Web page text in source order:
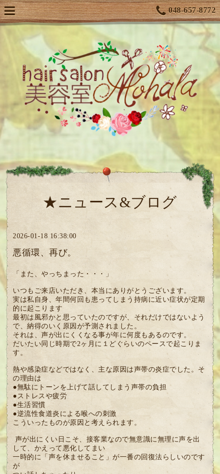
048-657-8772
★ニュース&ブログ
2026-01-18 16:38:00
悪循環、再び。
「また、やっちまった・・・」
いつもご来店いただき、本当にありがとうございます。
実は私自身、年間何回も患ってしまう持病に近い症状が定期
的に起こります
最初は風邪かと思っていたのですが、それだけではないよう
で、納得のいく原因が予測されました。
それは、声が出にくくなる事が年に何度もあるのです。
だいたい同じ時期で2ヶ月に１どぐらいのペースで起こりま
す。
熱や感染症などではなく、主な原因は声帯の炎症でした。そ
の理由は
●無駄にトーンを上げて話してしまう声帯の負担
●ストレスや疲労
●生活習慣
●逆流性食道炎による喉への刺激
こういったものが原因と考えられます。
声が出にくい日こそ、接客業なので無意識に無理に声を出
して、かえって悪化してまい
一時的に「声を休ませること」が一番の回復法らしいのです
が